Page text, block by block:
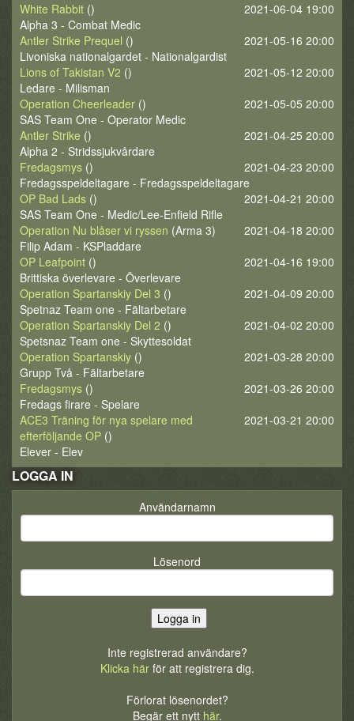
2021-06-04 19:00
White Rabbit ()
Alpha 3 - Combat Medic
2021-05-16 20:00
Antler Strike Prequel ()
Livoniska nationalgardet - Nationalgardist
2021-05-12 20:00
Lions of Takistan V2 ()
Ledare - Milisman
2021-05-05 20:00
Operation Cheerleader ()
SAS Team One - Operator Medic
2021-04-25 20:00
Antler Strike ()
Alpha 2 - Stridssjukvårdare
2021-04-23 20:00
Fredagsmys ()
Fredagsspeldeltagare - Fredagsspeldeltagare
2021-04-21 20:00
OP Bad Lads ()
SAS Team One - Medic/Lee-Enfield Rifle
2021-04-18 20:00
Operation Nu blåser vi ryssen (Arma 3)
Filip Adam - KSPladdare
2021-04-16 19:00
OP Leafpoint ()
Brittiska överlevare - Överlevare
2021-04-09 20:00
Operation Spartanskiy Del 3 ()
Spetnaz Team one - Fältarbetare
2021-04-02 20:00
Operation Spartanskiy Del 2 ()
Spetsnaz Team one - Skyttesoldat
2021-03-28 20:00
Operation Spartanskiy ()
Grupp Två - Fältarbetare
2021-03-26 20:00
Fredagsmys ()
Fredags firare - Spelare
2021-03-21 20:00
ACE3 Träning för nya spelare med
efterföljande OP ()
Elever - Elev
LOGGA IN
Användarnamn
Lösenord
Inte registrerad användare?
Klicka härför att registrera dig.
Förlorat lösenordet?
Begär ett nytt här.